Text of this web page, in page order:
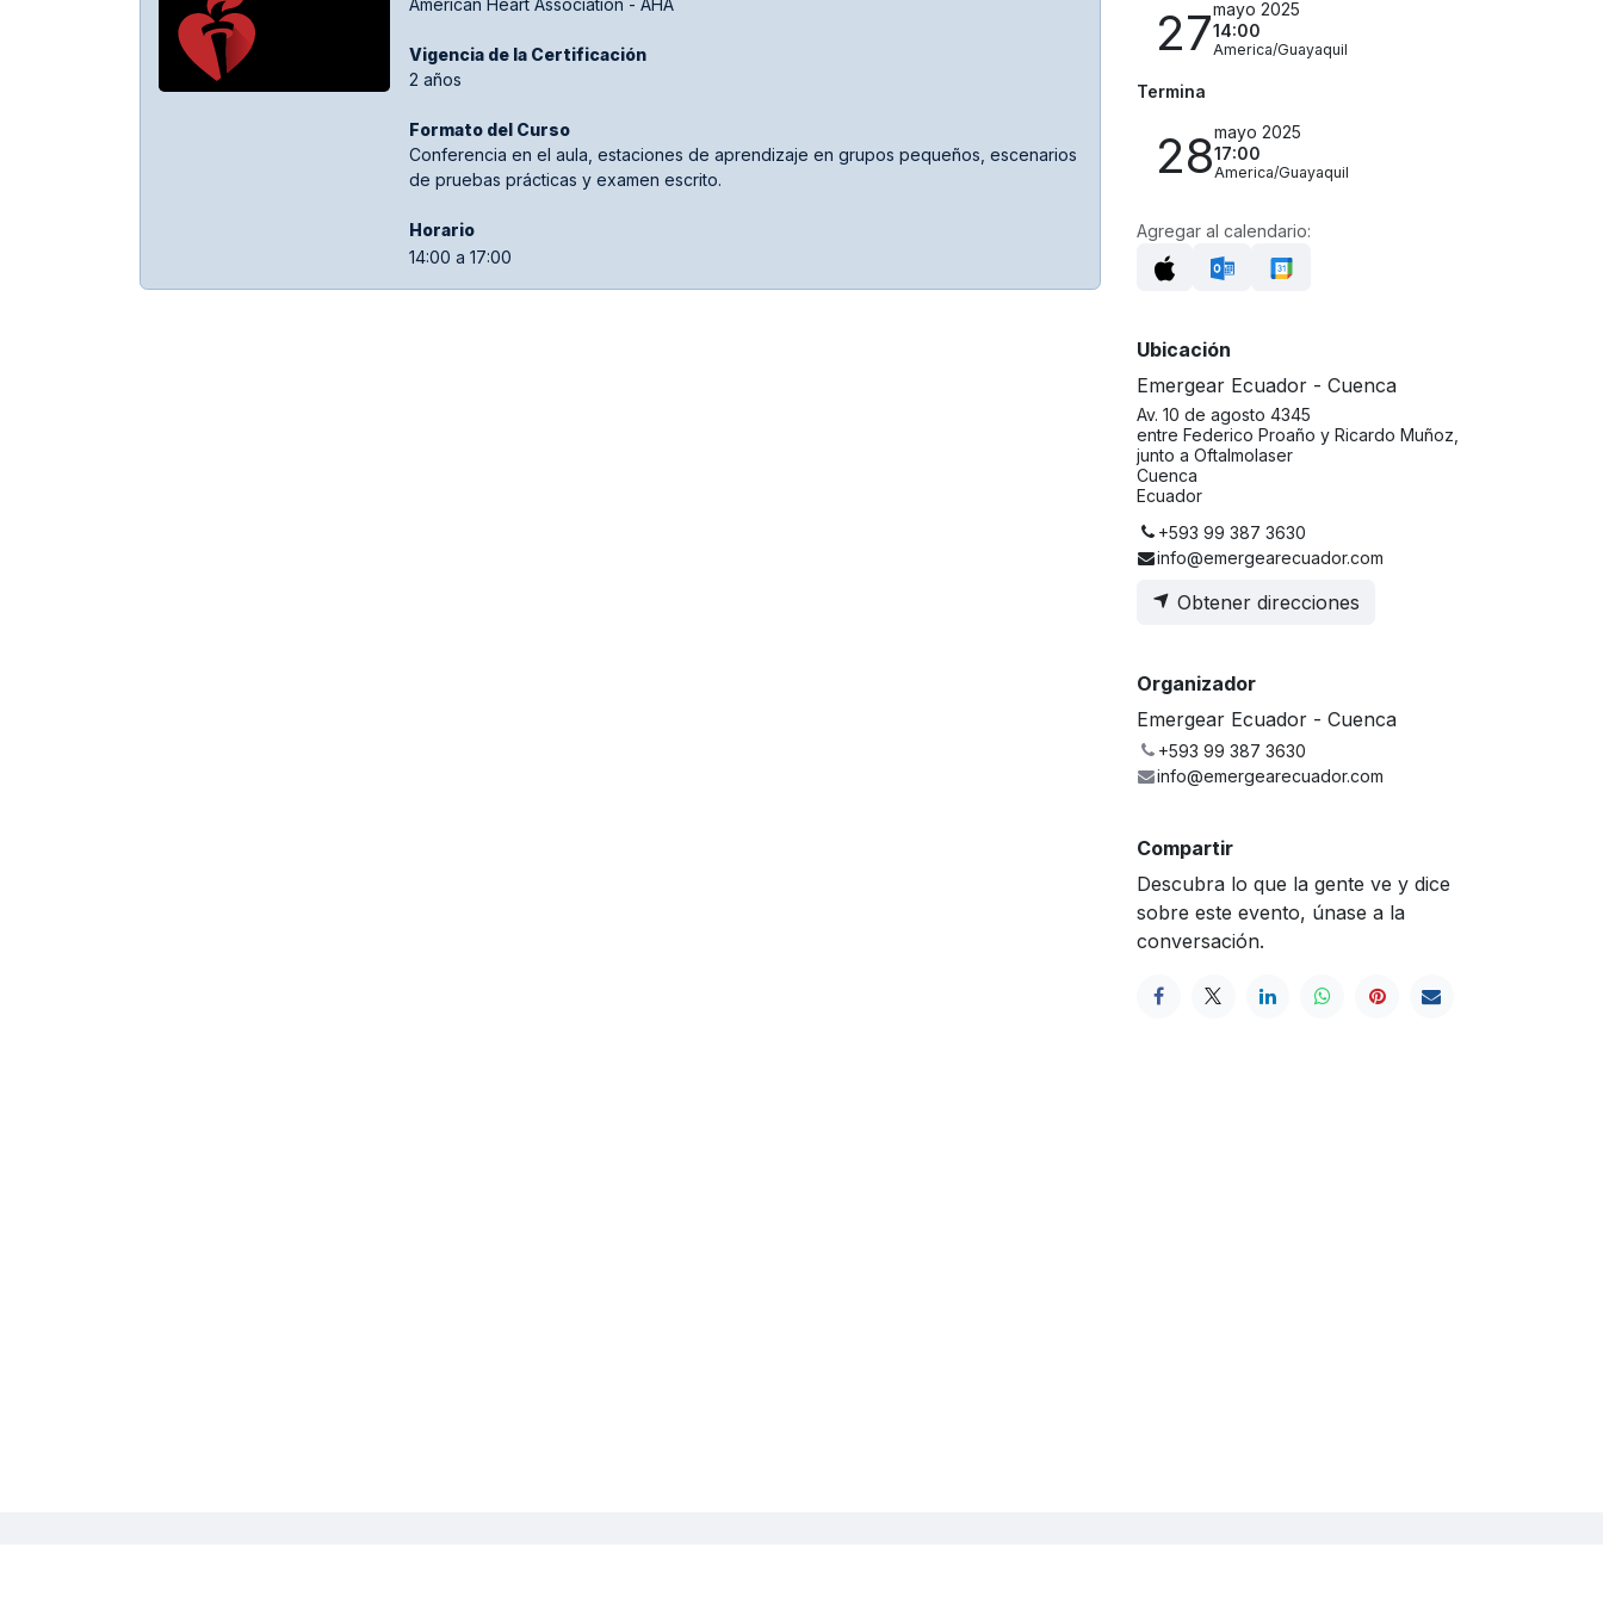
American Heart Association - AHA
Vigencia de la Certificación
2 años
Formato del Curso
Conferencia en el aula, estaciones de aprendizaje en grupos pequeños, escenarios
de pruebas prácticas y examen escrito.
Hora​rio
14:00 a 17:00
27mayo 2025
14:00
America/Guayaquil
Termina
28mayo 2025
17:00
America/Guayaquil
Agregar al calendario:
Ubicación
Emergear Ecuador - Cuenca
Av. 10 de agosto 4345
entre Federico Proaño y Ricardo Muñoz,
junto a Oftalmolaser
Cuenca
Ecuador
+593 99 387 3630
info@emergearecuador.com
Obtener direcciones
Organizador
Emergear Ecuador - Cuenca
+593 99 387 3630
info@emergearecuador.com
Compartir
Descubra lo que la gente ve y dice
sobre este evento, únase a la
conversación.